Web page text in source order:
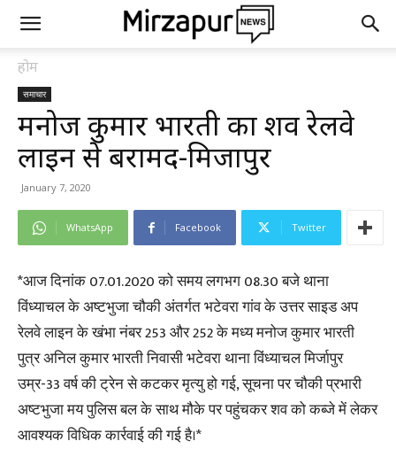
होम
समाचार
मनोज कुमार भारती का शव रेलवे
लाइन से बरामद-मिर्जापुर
January 7, 2020
WhatsApp Facebook Twitter
*आज दिनांक 07.01.2020 को समय लगभग 08.30 बजे थाना
विंध्याचल के अष्टभुजा चौकी अंतर्गत भटेवरा गांव के उत्तर साइड अप
रेलवे लाइन के खंभा नंबर 253 और 252 के मध्य मनोज कुमार भारती
पुत्र अनिल कुमार भारती निवासी भटेवरा थाना विंध्याचल मिर्जापुर
उम्र-33 वर्ष की ट्रेन से कटकर मृत्यु हो गई, सूचना पर चौकी प्रभारी
अष्टभुजा मय पुलिस बल के साथ मौके पर पहुंचकर शव को कब्जे में लेकर
आवश्यक विधिक कार्रवाई की गई है।*